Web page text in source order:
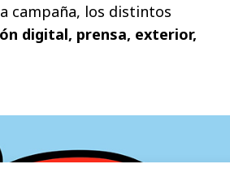
campaña, los distintos
digital, prensa, exterior,